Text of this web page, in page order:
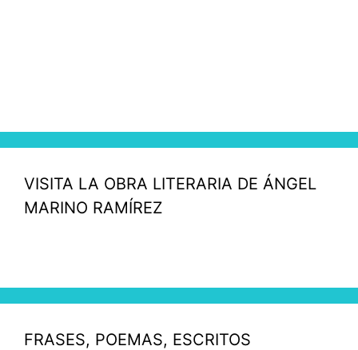
VISITA LA OBRA LITERARIA DE ÁNGEL
MARINO RAMÍREZ
FRASES, POEMAS, ESCRITOS